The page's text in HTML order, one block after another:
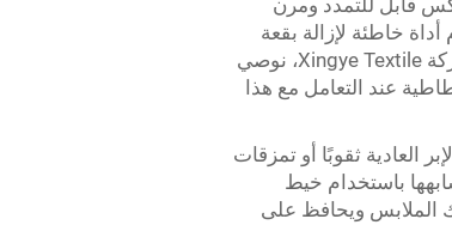
قابل للتمدد ومرن
خاطئة لإزالة بقعة
عنيدة. وقد يؤدي ذلك إلى تغيّر مقاس الملابس أو ظهورها بشكل غير متناسق. في شركة Xingye Textile، نوصي
عند التعامل مع هذا
العادية ثقوبًا أو تمزقات
باستخدام خيط
الملابس ويحافظ على